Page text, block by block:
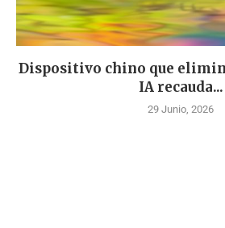
Dispositivo chino que
IA recauda...
29 Junio, 2026